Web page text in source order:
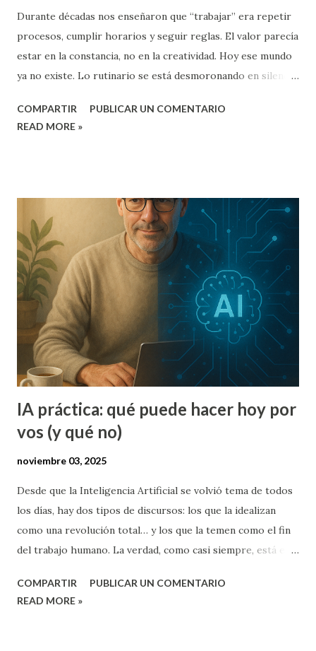
Durante décadas nos enseñaron que “trabajar” era repetir
procesos, cumplir horarios y seguir reglas. El valor parecía
estar en la constancia, no en la creatividad. Hoy ese mundo
ya no existe. Lo rutinario se está desmoronando en silencio
conocimiento vale solo si lo aplicás con criterio. La verdad
planillas, buscar información, redactar resúmenes, clasificar
documentos— hoy las hace una IA en segundos. No es
teoría: es la realidad cotidiana en miles de oficinas. Y acá
está el golpe: no importa cuán prolijo seas, cuán rápido
escribas o cuántos años lleves haciendo lo mismo. Lo
repetitivo no tiene futuro porque ya no genera valor. El
error más común es pensar: “Si hago siempre lo mismo,
estoy seguro.” No. Justamente ...
COMPARTIR
PUBLICAR UN COMENTARIO
READ MORE »
IA práctica: qué puede hacer hoy por
vos (y qué no)
noviembre 03, 2025
Desde que la Inteligencia Artificial se volvió tema de todos
los días, hay dos tipos de discursos: los que la idealizan
como una revolución total… y los que la temen como el fin
del trabajo humano. La verdad, como casi siempre, está en
analizado por Daniel Kahneman en su libro "Pensar rápido,
COMPARTIR
PUBLICAR UN COMENTARIO
READ MORE »